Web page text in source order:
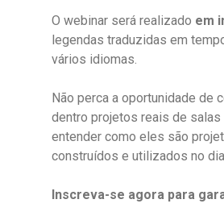
O webinar será realizado em
legendas traduzidas em
vários idiomas.
Não perca a oportunidade de
dentro projetos reais de salas
entender como eles são
construídos e utilizados no
Inscreva-se agora para